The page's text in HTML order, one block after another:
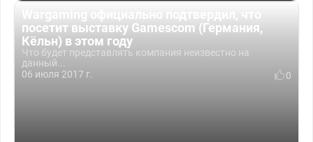
посетит выставку Gamescom (Германия,
Кёльн) в этом году
Что будет представлять компания неизвестно на
данный...
06 июля 2017 г.
0